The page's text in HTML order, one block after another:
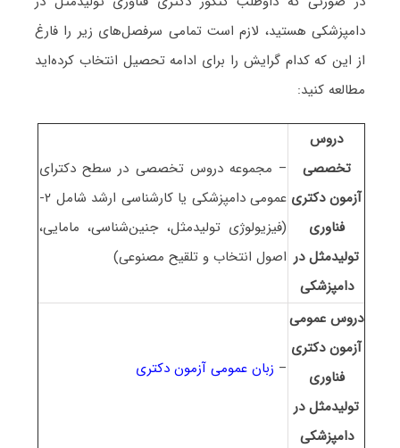
دامپزشکی هستید، لازم است تمامی سرفصل‌های زیر را فارغ
از این که کدام گرایش را برای ادامه تحصیل انتخاب کرده‌اید
مطالعه کنید:
دروس
تخصصی
آزمون دکتری
فناوری
تولیدمثل در
دامپزشکی
– مجموعه دروس تخصصی در سطح دکترای
عمومی دامپزشکی یا کارشناسی ارشد شامل ۲-
(فیزیولوژی تولیدمثل، جنین‌شناسی، مامایی،
اصول انتخاب و تلقیح مصنوعی)
دروس عمومی
آزمون دکتری
فناوری
تولیدمثل در
دامپزشکی
– زبان عمومی آزمون دکتری